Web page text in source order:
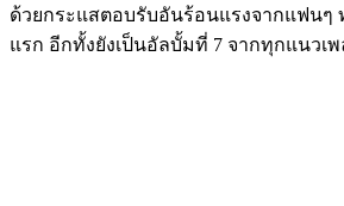
ด้วยกระแสตอบรับอันร้อนแรงจากแฟนๆ
แรก อีกทั้งยังเป็นอัลบั้มที่ 7 จากทุกแนวเ